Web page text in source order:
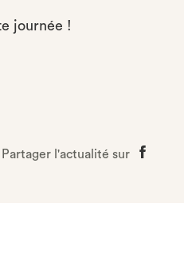
journée !
Partager l'actualité sur